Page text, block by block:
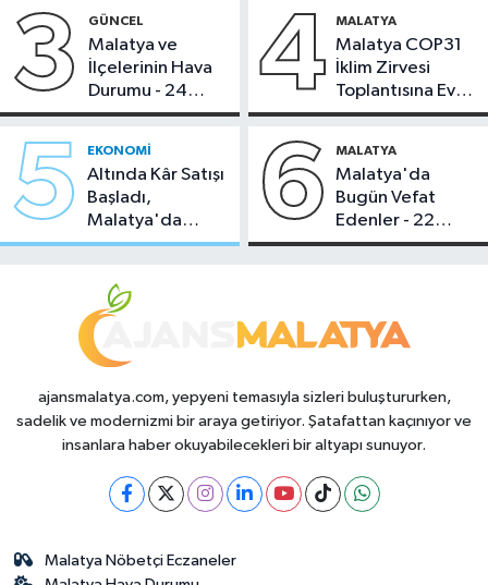
3 GÜNCEL
Malatya ve
İlçelerinin Hava
Durumu - 24
Temmuz 2026
4 MALATYA
Malatya COP31
İklim Zirvesi
Toplantısına Ev
Sahipliği Yaptı
5 EKONOMI
Altında Kâr Satışı
Başladı,
Malatya'da
Makas Ne
6 MALATYA
Malatya'da
Bugün Vefat
Edenler - 22
Temmuz 2026
ajansmalatya.com, yepyeni temasıyla sizleri buluştururken,
sadelik ve modernizmi bir araya getiriyor. Şatafattan kaçınıyor ve
insanlara haber okuyabilecekleri bir altyapı sunuyor.
Malatya Nöbetçi Eczaneler